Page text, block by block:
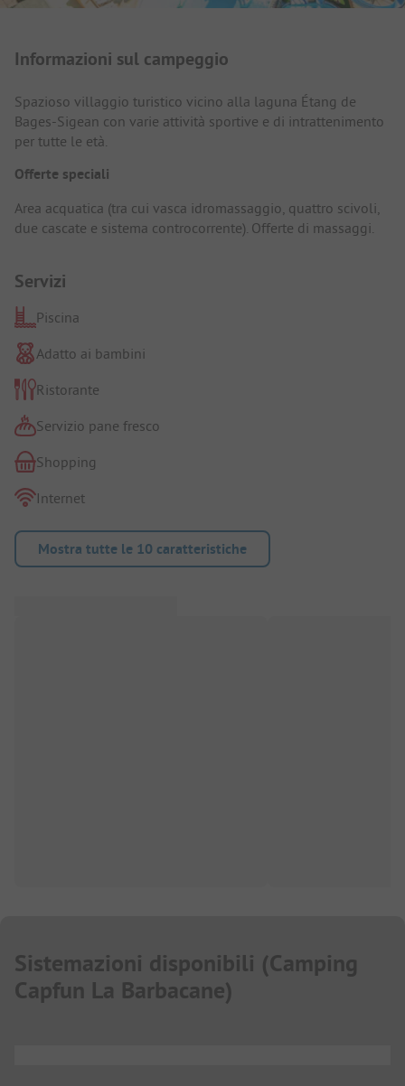
Informazioni sul campeggio
Spazioso villaggio turistico vicino alla laguna Étang de
Bages-Sigean con varie attività sportive e di intrattenimento
per tutte le età.
Offerte speciali
Area acquatica (tra cui vasca idromassaggio, quattro scivoli,
due cascate e sistema controcorrente). Offerte di massaggi.
Servizi
Piscina
Adatto ai bambini
Ristorante
Servizio pane fresco
Shopping
Internet
Mostra tutte le 10 caratteristiche
Sistemazioni disponibili (Camping
Capfun La Barbacane)